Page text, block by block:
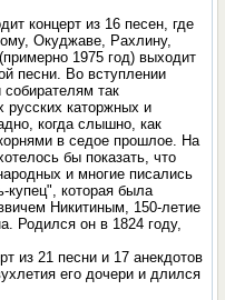
концерт из 16 песен, где
Окуджаве, Рахлину,
1975 год) выходит
песни. Во вступлении
так
русских каторжных и
когда слышно, как
в седое прошлое. На
бы показать, что
и многие писались
купец", которая была
Никитиным, 150-летие
Родился он в 1824 году,
из 21 песни и 17 анекдотов
его дочери и длился